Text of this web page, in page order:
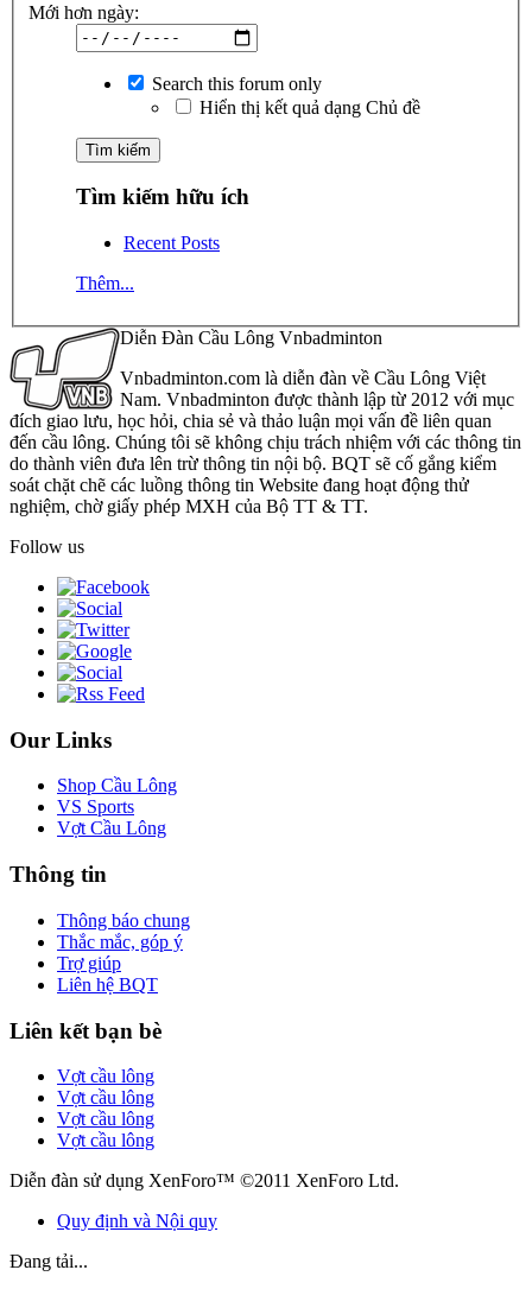
Mới hơn ngày:
Search this forum only
Hiển thị kết quả dạng Chủ đề
Tìm kiếm hữu ích
Recent Posts
Thêm...
Diễn Đàn Cầu Lông Vnbadminton
Vnbadminton.com là diễn đàn về Cầu Lông Việt
Nam. Vnbadminton được thành lập từ 2012 với mục
đích giao lưu, học hỏi, chia sẻ và thảo luận mọi vấn đề liên quan
đến cầu lông. Chúng tôi sẽ không chịu trách nhiệm với các thông tin
do thành viên đưa lên trừ thông tin nội bộ. BQT sẽ cố gắng kiểm
soát chặt chẽ các luồng thông tin Website đang hoạt động thử
nghiệm, chờ giấy phép MXH của Bộ TT & TT.
Follow us
Our Links
Shop Cầu Lông
VS Sports
Vợt Cầu Lông
Thông tin
Thông báo chung
Thắc mắc, góp ý
Trợ giúp
Liên hệ BQT
Liên kết bạn bè
Vợt cầu lông
Vợt cầu lông
Vợt cầu lông
Vợt cầu lông
Diễn đàn sử dụng XenForo™ ©2011 XenForo Ltd.
Quy định và Nội quy
Đang tải...